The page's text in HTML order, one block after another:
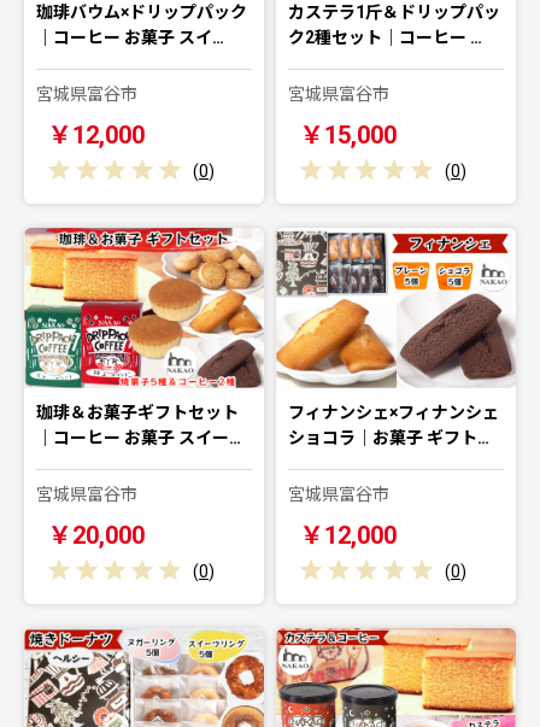
珈琲バウム×ドリップパック
｜コーヒー お菓子 スイ…
宮城県富谷市
￥12,000
(0)
カステラ1斤＆ドリップパッ
ク2種セット｜コーヒー …
宮城県富谷市
￥15,000
(0)
珈琲＆お菓子ギフトセット
｜コーヒー お菓子 スイー…
宮城県富谷市
￥20,000
(0)
フィナンシェ×フィナンシェ
ショコラ｜お菓子 ギフト…
宮城県富谷市
￥12,000
(0)